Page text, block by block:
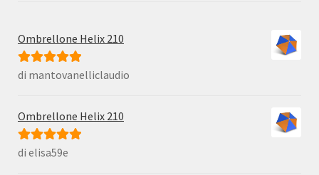
Ombrellone Helix 210
Valutato5su
di mantovanelliclaudio
Ombrellone Helix 210
Valutato5su
di elisa59e